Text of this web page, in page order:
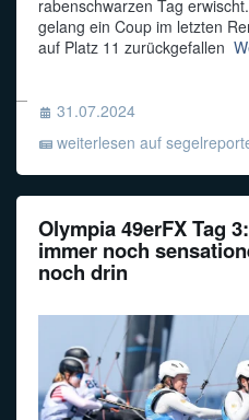
rabenschwarzen Tag
gelang ein Coup im letzten
auf Platz 11 zurückgefallen
31.07.2024
weiterlesen auf
Olympia 49erFX Tag
immer noch
noch drin
Funkalphabet